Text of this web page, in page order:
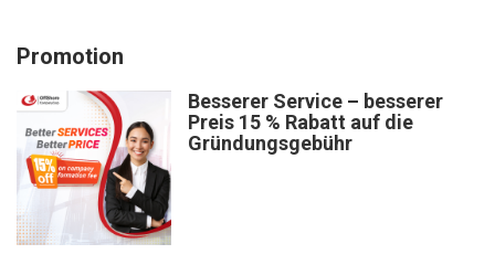
Promotion
Besserer Service – besserer
Preis 15 % Rabatt auf die
Gründungsgebühr